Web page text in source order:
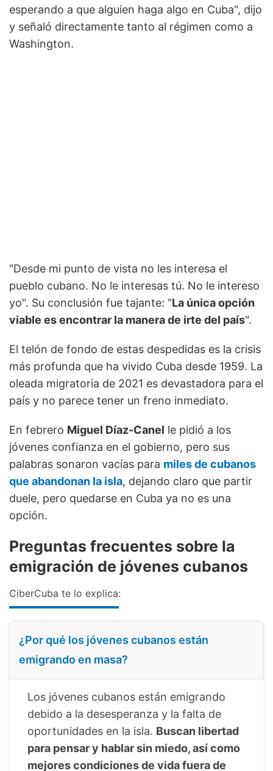
esperando a que alguien haga algo en Cuba", dijo
y señaló directamente tanto al régimen como a
Washington.
"Desde mi punto de vista no les interesa el
pueblo cubano. No le interesas tú. No le intereso
yo". Su conclusión fue tajante: "La única opción
viable es encontrar la manera de irte del país".
El telón de fondo de estas despedidas es la crisis
más profunda que ha vivido Cuba desde 1959. La
oleada migratoria de 2021 es devastadora para el
país y no parece tener un freno inmediato.
En febrero Miguel Díaz-Canel le pidió a los
jóvenes confianza en el gobierno, pero sus
palabras sonaron vacías para miles de cubanos
que abandonan la isla, dejando claro que partir
duele, pero quedarse en Cuba ya no es una
opción.
Preguntas frecuentes sobre la
emigración de jóvenes cubanos
CiberCuba te lo explica:
¿Por qué los jóvenes cubanos están
emigrando en masa?
Los jóvenes cubanos están emigrando
debido a la desesperanza y la falta de
oportunidades en la isla. Buscan libertad
para pensar y hablar sin miedo, así como
mejores condiciones de vida fuera de